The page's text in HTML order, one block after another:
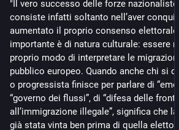
"Il vero successo delle forze nazionaliste
consiste infatti soltanto nell’aver
aumentato il proprio consenso
importante è di natura culturale: essere
proprio modo di interpretare le migrazioni
pubblico europeo. Quando anche chi si
o progressista finisce per parlare di
“governo dei flussi”, di “difesa delle
all’immigrazione illegale”, significa che la
già stata vinta ben prima di quella